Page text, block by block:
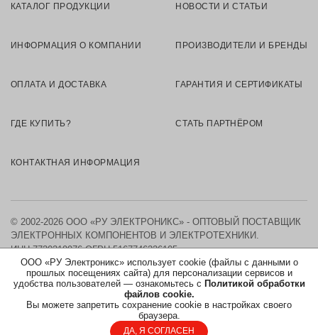
ООО «РУ Электроникс» использует cookie (файлы с данными о
прошлых посещениях сайта) для персонализации сервисов и
удобства пользователей — ознакомьтесь с Политикой обработки
файлов cookie.
Вы можете запретить сохранение cookie в настройках своего
браузера.
ДА, Я СОГЛАСЕН
КАТАЛОГ ПРОДУКЦИИ НОВОСТИ И СТАТЬИ
ИНФОРМАЦИЯ О КОМПАНИИ ПРОИЗВОДИТЕЛИ И БРЕНДЫ
ОПЛАТА И ДОСТАВКА ГАРАНТИЯ И СЕРТИФИКАТЫ
ГДЕ КУПИТЬ? СТАТЬ ПАРТНЁРОМ
КОНТАКТНАЯ ИНФОРМАЦИЯ
© 2002-2026 ООО «РУ ЭЛЕКТРОНИКС» - ОПТОВЫЙ ПОСТАВЩИК
ЭЛЕКТРОННЫХ КОМПОНЕНТОВ И ЭЛЕКТРОТЕХНИКИ.
ИНН 7730219976 ОГРН 5167746326105
КАРТА САЙТА
ПОЛИТИКА ОБРАБОТКИ ПЕРСОНАЛЬНЫХ ДАННЫХ